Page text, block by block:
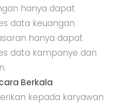
hanya dapat
data keuangan.
hanya dapat
data kampanye dan
Berkala
kepada karyawan